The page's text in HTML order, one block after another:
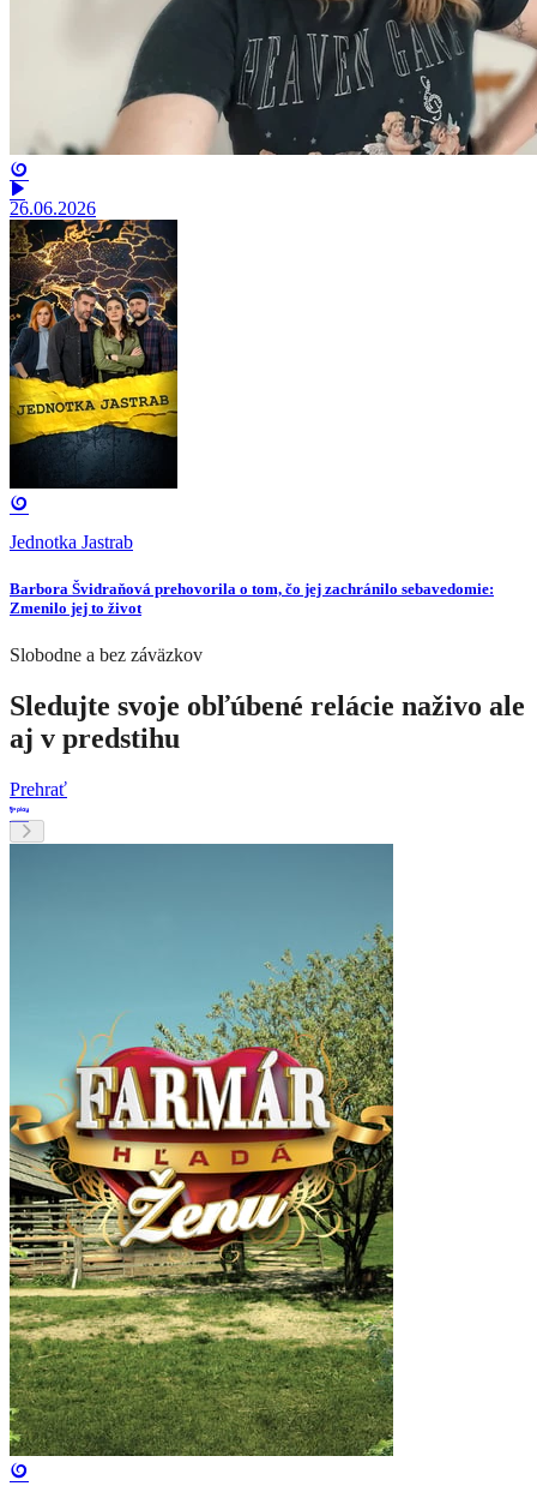
26.06.2026
Jednotka Jastrab
Barbora Švidraňová prehovorila o tom, čo jej zachránilo sebavedomie:
Zmenilo jej to život
Slobodne a bez záväzkov
Sledujte svoje obľúbené relácie naživo ale
aj v predstihu
Prehrať